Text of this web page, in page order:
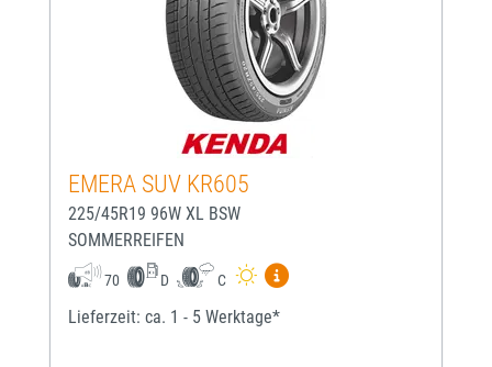
EMERA SUV KR605
225/45R19 96W XL BSW
SOMMERREIFEN
70 D C
Mehr Informationen zum
Lieferzeit: ca. 1 - 5 Werktage*